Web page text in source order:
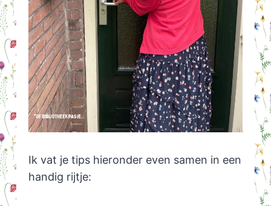
Ik vat je tips hieronder even samen in een
handig rijtje: